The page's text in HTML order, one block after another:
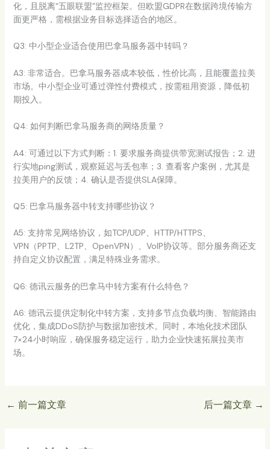
化，且脱离“五眼联盟”监控框架。但欧盟GDPR在数据跨境传输方
面更严格，需根据业务目标选择适合的地区。
Q3: 中小型企业适合使用巴拿马服务器中转吗？
A3: 非常适合。巴拿马服务器成本较低，性价比高，且能覆盖拉美
市场。中小型企业可通过弹性付费模式，按需租用资源，降低初
期投入。
Q4: 如何判断巴拿马服务商的网络质量？
A4: 可通过以下方式判断：1. 要求服务商提供带宽测试报告；2. 进
行实地ping测试，观察延迟与丢包率；3. 查看客户案例，尤其是
拉美用户的反馈；4. 确认是否提供SLA保障。
Q5: 巴拿马服务器中转支持哪些协议？
A5: 支持常见网络协议，如TCP/UDP、HTTP/HTTPS、
VPN（PPTP、L2TP、OpenVPN）、VoIP协议等。部分服务商还支
持自定义协议配置，满足特殊业务需求。
Q6: 德讯云服务的巴拿马中转方案有什么特色？
A6: 德讯云提供定制化中转方案，支持多节点负载均衡、智能路由
优化，集成DDoS防护与数据加密技术。同时，本地化技术团队
7×24小时响应，确保服务稳定运行，助力企业快速拓展拉美市
场。
← 前一篇文章 后一篇文章 →